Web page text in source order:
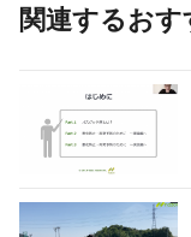
世代
を派
さら
に
「一
から
生き
関連するお